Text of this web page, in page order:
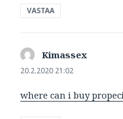
VASTAA
Kimassex
20.2.2020 21:02
where can i buy